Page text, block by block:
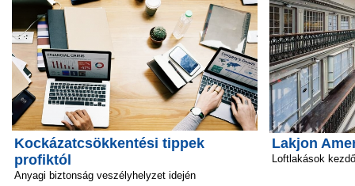
Kockázatcsökkentési tippek
profiktól
Anyagi biztonság veszélyhelyzet idején
Lakjon
Loftlakások